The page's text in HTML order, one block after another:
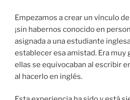
Empezamos a crear un vínculo
¡sin habernos conocido en
asignada a una estudiante
establecer esa amistad. Era muy
ellas se equivocaban al escribir
al hacerlo en inglés.